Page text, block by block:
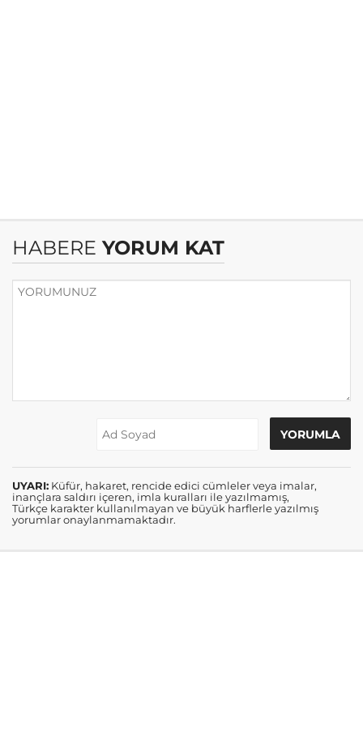
HABERE YORUM KAT
UYARI: Küfür, hakaret, rencide edici cümleler veya imalar,
inançlara saldırı içeren, imla kuralları ile yazılmamış,
Türkçe karakter kullanılmayan ve büyük harflerle yazılmış
yorumlar onaylanmamaktadır.